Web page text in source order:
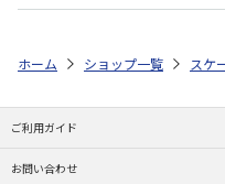
ホーム ショップ一覧 スケ
ご利用ガイド
お問い合わせ